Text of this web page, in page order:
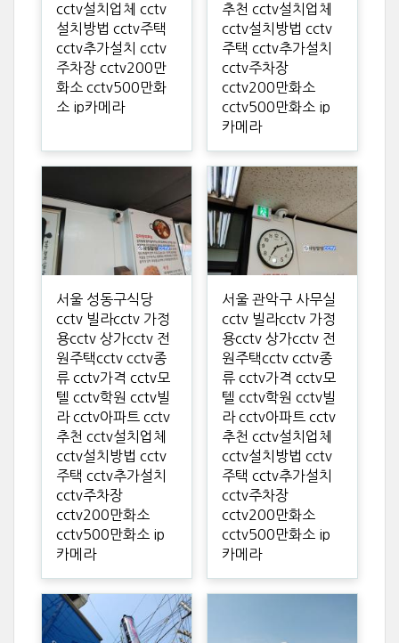
cctv설치업체 cctv
설치방법 cctv주택
cctv추가설치 cctv
주차장 cctv200만
화소 cctv500만화
소 ip카메라
추천 cctv설치업체
cctv설치방법 cctv
주택 cctv추가설치
cctv주차장
cctv200만화소
cctv500만화소 ip
카메라
서울 성동구식당
cctv 빌라cctv 가정
용cctv 상가cctv 전
원주택cctv cctv종
류 cctv가격 cctv모
텔 cctv학원 cctv빌
라 cctv아파트 cctv
추천 cctv설치업체
cctv설치방법 cctv
주택 cctv추가설치
cctv주차장
cctv200만화소
cctv500만화소 ip
카메라
서울 관악구 사무실
cctv 빌라cctv 가정
용cctv 상가cctv 전
원주택cctv cctv종
류 cctv가격 cctv모
텔 cctv학원 cctv빌
라 cctv아파트 cctv
추천 cctv설치업체
cctv설치방법 cctv
주택 cctv추가설치
cctv주차장
cctv200만화소
cctv500만화소 ip
카메라